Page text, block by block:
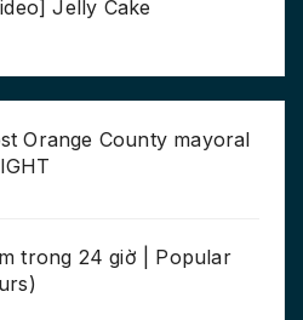
Jelly Cake
Orange County mayoral
trong 24 giờ | Popular